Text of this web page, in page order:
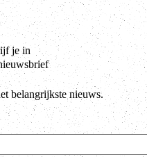
je in
belangrijkste nieuws.